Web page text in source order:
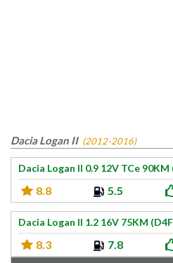
Dacia Logan II (2012-2016)
Dacia Logan II 0.9 12V TCe 90KM
8.8 5.5
Dacia Logan II 1.2 16V 75KM
8.3 7.8